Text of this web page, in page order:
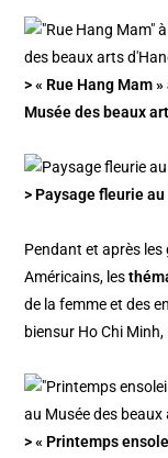
> « Rue Hang Mam
Musée des beaux
> Paysage fleurie
Pendant et après
Américains, les
de la femme et des
biensur Ho Chi Minh,
> « Printemps